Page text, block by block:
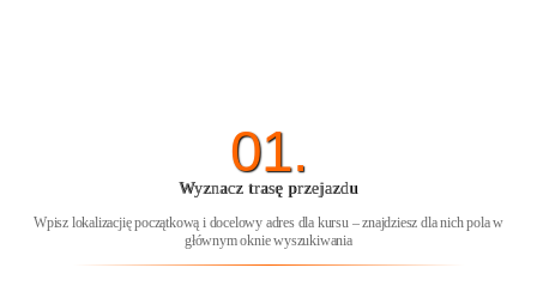
01.
Wyznacz trasę przejazdu
Wpisz lokalizacjię początkową i docelowy adres dla kursu – znajdziesz dla nich pola w
głównym oknie wyszukiwania